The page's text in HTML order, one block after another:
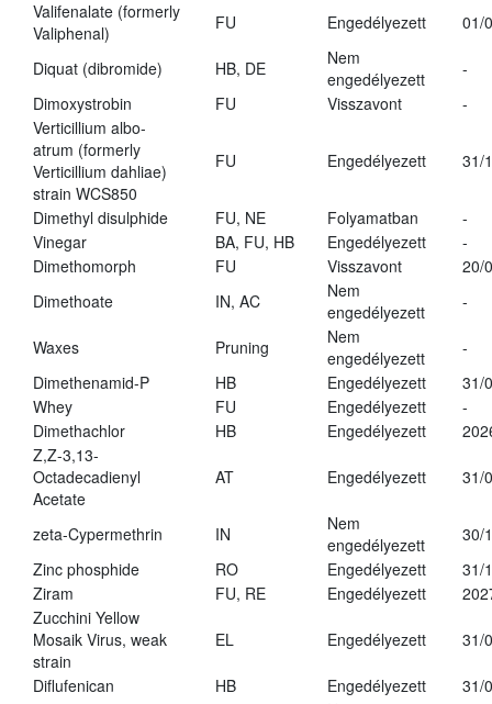
Valifenalate (formerly
Valiphenal)
FU Engedélyezett 01/
Diquat (dibromide) HB, DE
Nem
engedélyezett
-
Dimoxystrobin
FU Visszavont
-
Verticillium albo-
atrum (formerly
Verticillium dahliae)
strain WCS850
FU Engedélyezett 31/
Dimethyl disulphide FU, NE Folyamatban
-
Vinegar
BA, FU, HB Engedélyezett
-
Dimethomorph
FU Visszavont
20/
Dimethoate
IN, AC
Nem
engedélyezett
-
Waxes Pruning
Nem
engedélyezett
-
Dimethenamid-P
HB Engedélyezett
31/
Whey
FU Engedélyezett
-
Dimethachlor
HB Engedélyezett
Z,Z-3,13-
Octadecadienyl
Acetate
AT Engedélyezett 31/
zeta-Cypermethrin IN
Nem
engedélyezett
30/
Zinc phosphide
RO Engedélyezett
31/
Ziram
FU, RE Engedélyezett
Zucchini Yellow
Mosaik Virus, weak
strain
EL Engedélyezett 31/
Diflufenican HB Engedélyezett
31/